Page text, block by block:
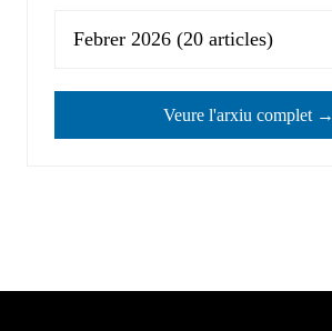
Febrer 2026 (20 articles)
Veure l'arxiu complet →